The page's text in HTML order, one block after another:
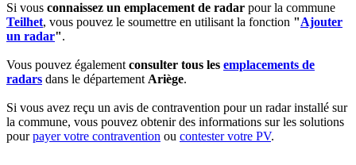
Si vous connaissez un emplacement de radar pour la commune
Teilhet, vous pouvez le soumettre en utilisant la fonction "Ajouter
un radar".
Vous pouvez égalementconsulter tous les emplacements de
radars dans le départementAriège.
Si vous avez reçu un avis de contravention pour un radar installé sur
la commune, vous pouvez obtenir des informations sur les solutions
pourpayer votre contravention ou contester votre PV.